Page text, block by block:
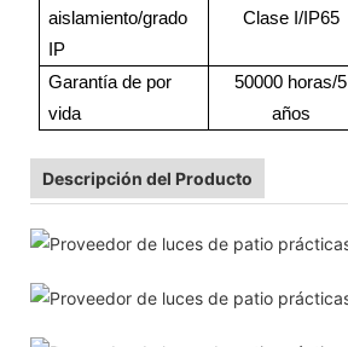
aislamiento/grado
IP
Clase I/IP65
Garantía de por
vida
50000 horas/5
años
Descripción del Producto